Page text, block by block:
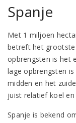
Spanje
Met 1 miljoen
betreft het
opbrengsten is het
lage opbrengsten
midden en het
juist relatief koel en
Spanje is bekend